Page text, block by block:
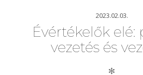
2023.02.03.
Évértékelők elé:
vezetés és
✻